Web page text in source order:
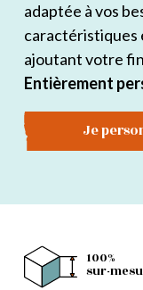
adaptée à vos
caractéristiques
ajoutant votre
Entièrement
Je
100%
sur-